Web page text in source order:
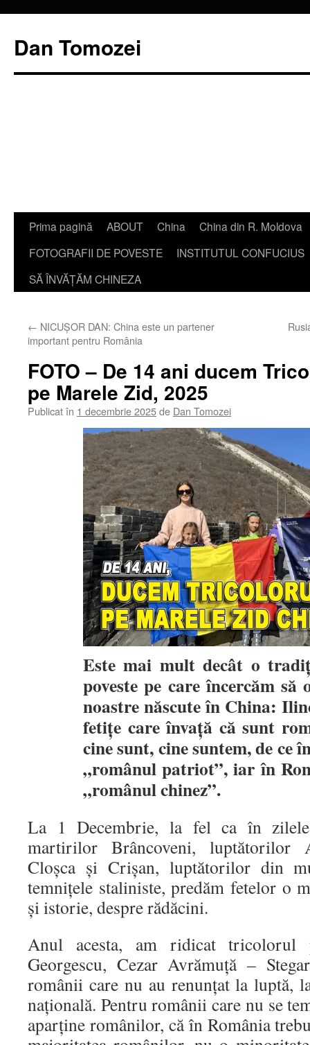
Dan Tomozei
Sari
conținut
Prima pagină ABOUT China
China din R. Moldova
FOTOGRAFII DE POVESTE
INSTITUTUL CONFUCIUS
SĂ ÎNVĂŢĂM CHINEZA
← NICUȘOR DAN: China este un partener
important pentru România
FOTO – De 14 ani ducem
pe Marele Zid, 2025
Publicat în 1 decembrie 2025de Dan Tomozei
Este mai mult decât o
poveste pe care încercăm
noastre născute în China:
fetițe care învață că sunt
cine sunt, cine suntem, de ce
„românul patriot”, iar în
„românul chinez”.
La 1 Decembrie, la fel ca în
martirilor Brâncoveni, luptătorilor
Cloșca și Crișan, luptătorilor din
temnițele staliniste, predăm fetelor o
și istorie, despre rădăcini.
Anul acesta, am ridicat tricolorul
Georgescu, Cezar Avrămuță –
românii care nu au renunțat la luptă,
națională. Pentru românii care nu se
aparține românilor, că în România